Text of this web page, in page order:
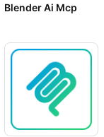
Blender Ai Mcp